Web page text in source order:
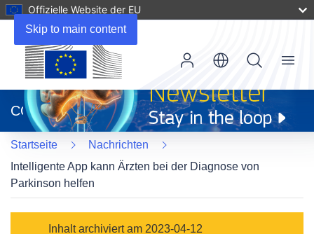
Skip to main content
Offizielle Website der EU
neuem
Fenster)
CORDIS
Menu
Startseite
Nachrichten
Intelligente App kann Ärzten bei der Diagnose von
Parkinson helfen
Inhalt archiviert am 2023-04-12